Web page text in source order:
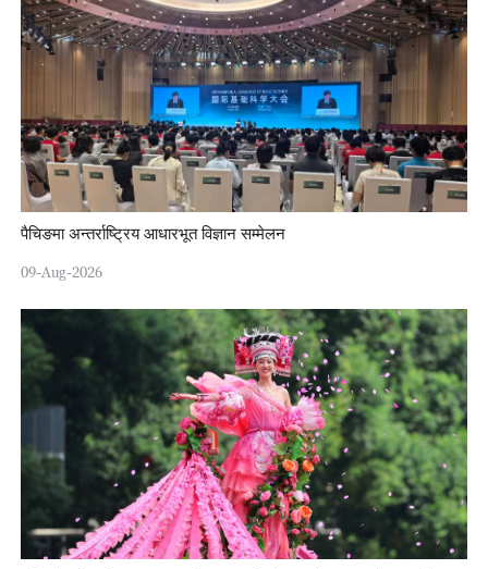
पैचिङमा अन्तर्राष्ट्रिय आधारभूत विज्ञान सम्मेलन
09-Aug-2026